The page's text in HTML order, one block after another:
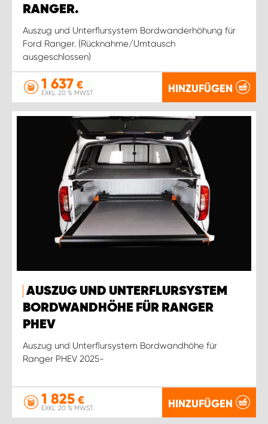
RANGER.
Auszug und Unterflursystem Bordwanderhöhung für
Ford Ranger. (Rücknahme/Umtausch
ausgeschlossen)
1 637 €
EXKL. 20 % MWST. HINZUFÜGEN
AUSZUG UND UNTERFLURSYSTEM
BORDWANDHÖHE FÜR RANGER
PHEV
Auszug und Unterflursystem Bordwandhöhe für
Ranger PHEV 2025-
1 825 €
EXKL. 20 % MWST. HINZUFÜGEN